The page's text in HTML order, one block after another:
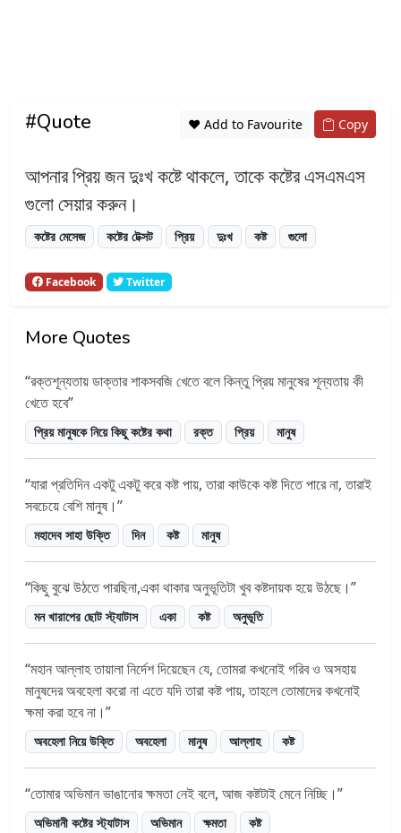
#Quote ❤️ Add to Favourite Copy
আপনার প্রিয় জন দুঃখ কষ্টে থাকলে, তাকে কষ্টের এসএমএস
গুলো সেয়ার করুন।
কষ্টের মেসেজ কষ্টের টেক্সট প্রিয় দুঃখ কষ্ট গুলো
Facebook Twitter
More Quotes
রক্তশূন্যতায় ডাক্তার শাকসবজি খেতে বলে কিন্তু প্রিয় মানুষের শূন্যতায় কী
খেতে হবে
প্রিয় মানুষকে নিয়ে কিছু কষ্টের কথা রক্ত প্রিয় মানুষ
যারা প্রতিদিন একটু একটু করে কষ্ট পায়, তারা কাউকে কষ্ট দিতে পারে না, তারাই
সবচেয়ে বেশি মানুষ।
মহাদেব সাহা উক্তি দিন কষ্ট মানুষ
কিছু বুঝে উঠতে পারছিনা,একা থাকার অনুভূতিটা খুব কষ্টদায়ক হয়ে উঠছে।
মন খারাপের ছোট স্ট্যাটাস একা কষ্ট অনুভূতি
মহান আল্লাহ তায়ালা নির্দেশ দিয়েছেন যে, তোমরা কখনোই গরিব ও অসহায়
মানুষদের অবহেলা করো না এতে যদি তারা কষ্ট পায়, তাহলে তোমাদের কখনোই
ক্ষমা করা হবে না।
অবহেলা নিয়ে উক্তি অবহেলা মানুষ আল্লাহ কষ্ট
তোমার অভিমান ভাঙানোর ক্ষমতা নেই বলে, আজ কষ্টটাই মেনে নিচ্ছি।
অভিমানী কষ্টের স্ট্যাটাস অভিমান ক্ষমতা কষ্ট